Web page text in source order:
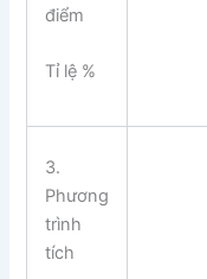
điểm
Tỉ lệ %
3.
Phương
trình
tích